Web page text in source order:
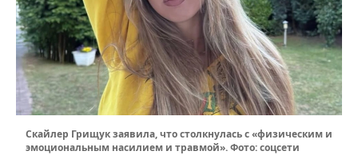
Скайлер Грищук заявила, что столкнулась с «физическим и
эмоциональным насилием и травмой». Фото: соцсети